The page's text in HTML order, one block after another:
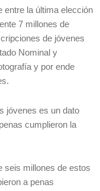
entre la última elección
7 millones de
de jóvenes
Nominal y
y por ende
jóvenes es un dato
cumplieron la
seis millones de estos
a penas